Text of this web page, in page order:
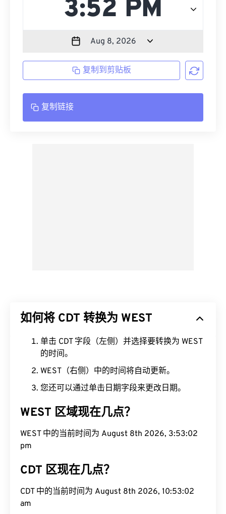
复制到剪贴板
复制链接
如何将 CDT 转换为 WEST
单击 CDT 字段（左侧）并选择要转换为 WEST
的时间。
WEST（右侧）中的时间将自动更新。
您还可以通过单击日期字段来更改日期。
WEST 区域现在几点？
WEST 中的当前时间为 August 8th 2026, 3:53:03
pm
CDT 区现在几点？
CDT 中的当前时间为 August 8th 2026, 10:53:03
am